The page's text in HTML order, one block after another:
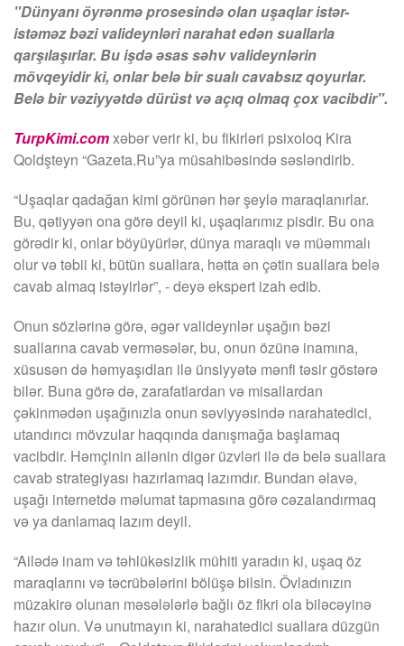
"Dünyanı öyrənmə prosesində olan uşaqlar istər-
istəməz bəzi valideynləri narahat edən suallarla
qarşılaşırlar. Bu işdə əsas səhv valideynlərin
mövqeyidir ki, onlar belə bir sualı cavabsız qoyurlar.
Belə bir vəziyyətdə dürüst və açıq olmaq çox vacibdir".
TurpKimi.comxəbər verir ki, bu fikirləri psixoloq Kira
Qoldşteyn “Gazeta.Ru”ya müsahibəsində səsləndirib.
“Uşaqlar qadağan kimi görünən hər şeylə maraqlanırlar.
Bu, qətiyyən ona görə deyil ki, uşaqlarımız pisdir. Bu ona
görədir ki, onlar böyüyürlər, dünya maraqlı və müəmmalı
olur və təbii ki, bütün suallara, hətta ən çətin suallara belə
cavab almaq istəyirlər”, - deyə ekspert izah edib.
Onun sözlərinə görə, əgər valideynlər uşağın bəzi
suallarına cavab verməsələr, bu, onun özünə inamına,
xüsusən də həmyaşıdları ilə ünsiyyətə mənfi təsir göstərə
bilər. Buna görə də, zarafatlardan və misallardan
çəkinmədən uşağınızla onun səviyyəsində narahatedici,
utandırıcı mövzular haqqında danışmağa başlamaq
vacibdir. Həmçinin ailənin digər üzvləri ilə də belə suallara
cavab strategiyası hazırlamaq lazımdır. Bundan əlavə,
uşağı internetdə məlumat tapmasına görə cəzalandırmaq
və ya danlamaq lazım deyil.
“Ailədə inam və təhlükəsizlik mühiti yaradın ki, uşaq öz
maraqlarını və təcrübələrini bölüşə bilsin. Övladınızın
müzakirə olunan məsələlərlə bağlı öz fikri ola biləcəyinə
hazır olun. Və unutmayın ki, narahatedici suallara düzgün